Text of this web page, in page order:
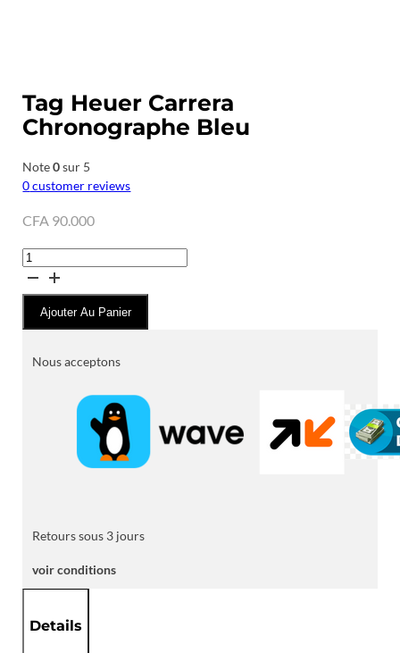
Tag Heuer Carrera
Chronographe Bleu
Note0sur 5
0customer reviews
CFA 90.000
quantité
de
Tag
Heuer
Chronographe
Ajouter Au Panier
Nous acceptons
Retours sous 3 jours
voir conditions
Details